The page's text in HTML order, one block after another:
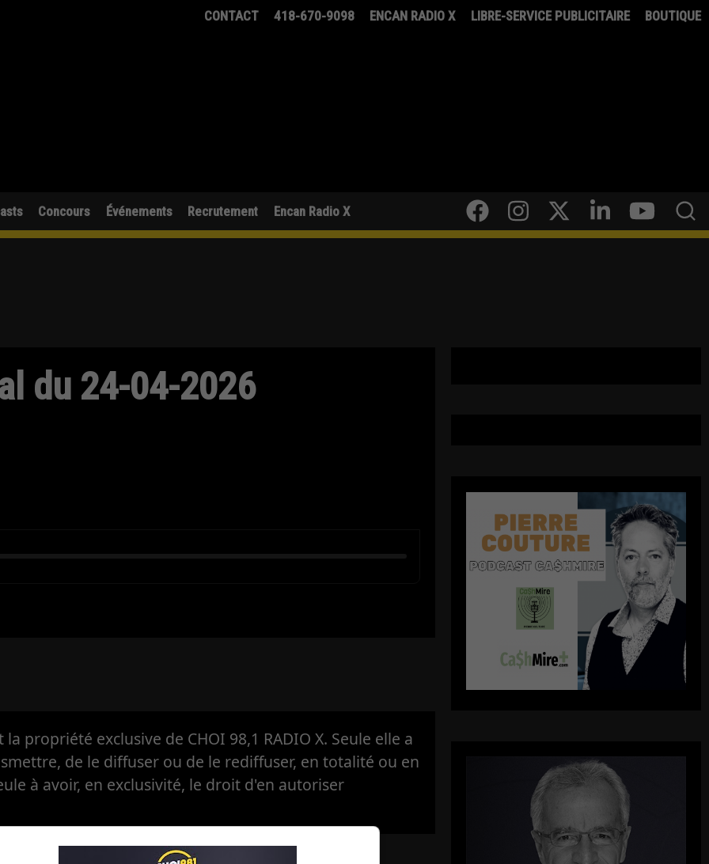
CONTACT 418-670-9098 ENCAN RADIO X LIBRE-SERVICE PUBLICITAIRE BOUTIQUE
Concours Événements Recrutement Encan Radio X
du 24-04-2026
propriété exclusive de CHOI 98,1 RADIO X. Seule elle a
de le diffuser ou de le rediffuser, en totalité ou en
à avoir, en exclusivité, le droit d'en autoriser